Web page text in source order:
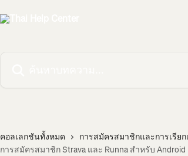
คอลเลกชันทั้งหมด การสมัครสมาชิกและการเรียก
การสมัครสมาชิก Strava และ Runna สำหรับ Android